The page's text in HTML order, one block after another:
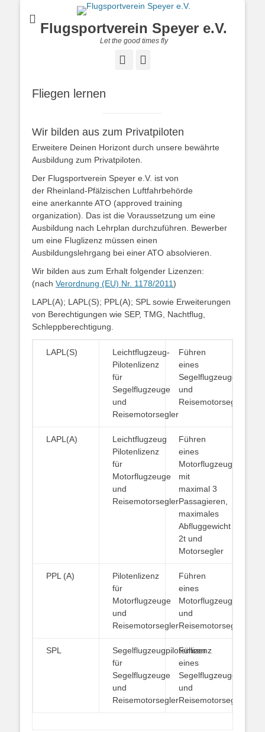
Flugsportverein Speyer e.V.
Let the good times fly
Facebook
Fliegen lernen
Wir bilden aus zum Privatpiloten
Erweitere Deinen Horizont durch unsere bewährte
Ausbildung zum Privatpiloten.
Der Flugsportverein Speyer e.V. ist von
der Rheinland-Pfälzischen Luftfahrbehörde
eine anerkannte ATO (approved training
organization). Das ist die Voraussetzung um eine
Ausbildung nach Lehrplan durchzuführen. Bewerber
um eine Fluglizenz müssen einen
Ausbildungslehrgang bei einer ATO absolvieren.
Wir bilden aus zum Erhalt folgender Lizenzen:
(nach Verordnung (EU) Nr. 1178/2011)
LAPL(A); LAPL(S); PPL(A); SPL sowie Erweiterungen
von Berechtigungen wie SEP, TMG, Nachtflug,
Schleppberechtigung.
LAPL(S)
Leichtflugzeug-
Pilotenlizenz
für
Segelflugzeuge
und
Reisemotorsegler
Führen
eines
Segelflugzeuges
und
Reisemotorsegler
LAPL(A)
Leichtflugzeug
Pilotenlizenz
für
Motorflugzeuge
und
Reisemotorsegler
Führen
eines
Motorflugzeuges
mit
maximal 3
Passagieren,
maximales
Abfluggewicht
2t und
Motorsegler
PPL (A)
Pilotenlizenz
für
Motorflugzeuge
und
Reisemotorsegler
Führen
eines
Motorflugzeuges
und
Reisemotorsegler
SPL
Segelflugzeugpilotenlizenz
für
Segelflugzeuge
und
Reisemotorsegler
Führen
eines
Segelflugzeuges
und
Reisemotorsegler